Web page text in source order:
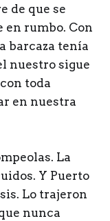
de que se
en rumbo. Con
barcaza tenía
nuestro sigue
toda
en nuestra
La
Y Puerto
Lo trajeron
nunca